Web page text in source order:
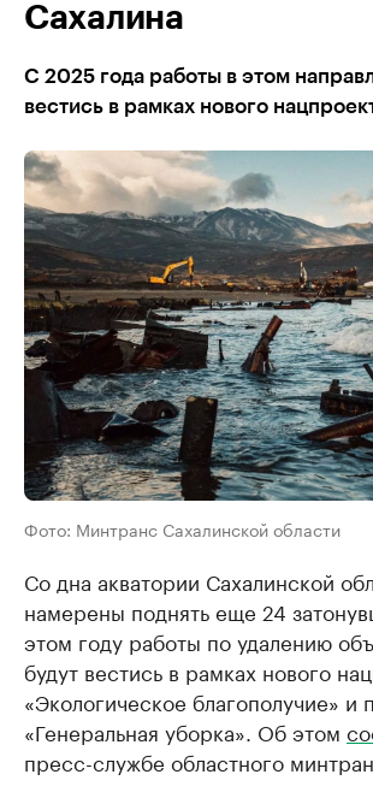
Сахалина
С 2025 года работы в этом
вестись в рамках нового
Фото: Минтранс Сахалинской области
Со дна акватории Сахалинской
намерены поднять еще 24
этом году работы по удалению
будут вестись в рамках нового
«Экологическое благополучие» и
«Генеральная уборка». Об этом
пресс-службе областного